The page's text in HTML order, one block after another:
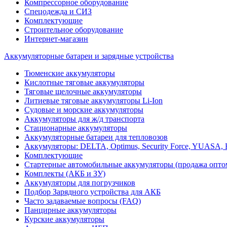
Компрессорное оборудование
Спецодежда и СИЗ
Комплектующие
Строительное оборудование
Интернет-магазин
Аккумуляторные батареи и зарядные устройства
Тюменские аккумуляторы
Кислотные тяговые аккумуляторы
Тяговые щелочные аккумуляторы
Литиевые тяговые аккумуляторы Li-Ion
Судовые и морские аккумуляторы
Аккумуляторы для ж/д транспорта
Стационарные аккумуляторы
Аккумуляторные батареи для тепловозов
Аккумуляторы: DELTA, Optimus, Security Force,
Комплектующие
Стартерные автомобильные аккумуляторы (продажа
Комплекты (АКБ и ЗУ)
Аккумуляторы для погрузчиков
Подбор Зарядного устройства для АКБ
Часто задаваемые вопросы (FAQ)
Панцирные аккумуляторы
Курские аккумуляторы